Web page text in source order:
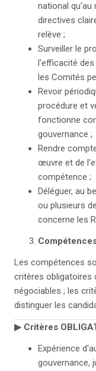
national qu'au
directives
relève ;
Surveiller le
l'efficacité
les Comités
Revoir
procédure et
fonctionne
gouvernance ;
Rendre
œuvre et de
compétence ;
Déléguer, au
ou plusieurs
concerne les
Les compétences
critères obligatoires
négociables ; les
distinguer les
▶ Critères
Expérience
gouvernance,